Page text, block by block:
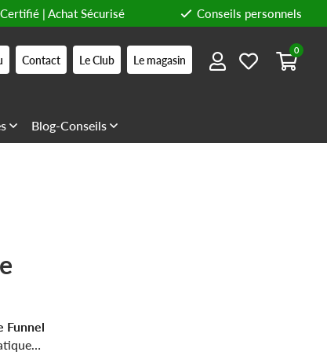
| Achat Sécurisé Conseils personnels
Contact Le Club Le magasin
0
Blog-Conseils
Funnel